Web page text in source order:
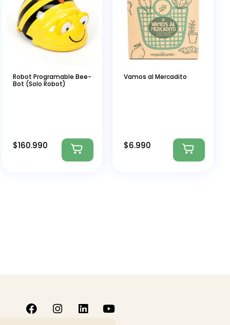
Robot Programable Bee-
Bot (Solo Robot)
$160.990
Vamos al Mercadito
$6.990